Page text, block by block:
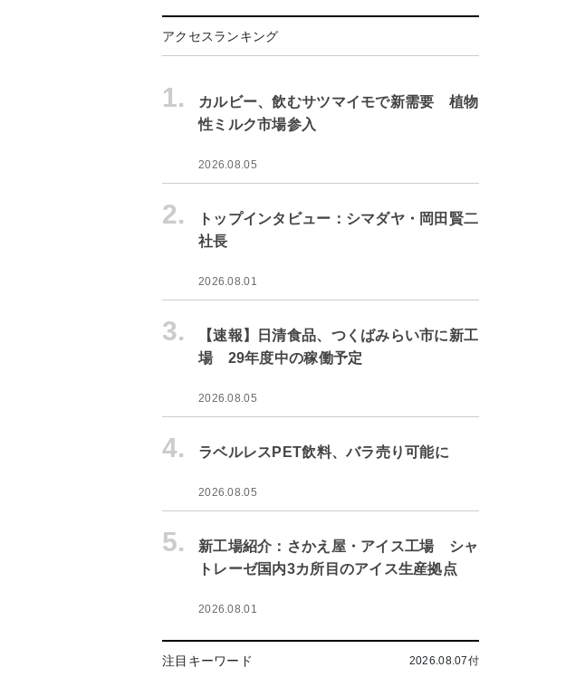
アクセスランキング
1.
カルビー、飲むサツマイモで新需要 植物
性ミルク市場参入
2026.08.05
2.
トップインタビュー：シマダヤ・岡田賢二
社長
2026.08.01
3.
【速報】日清食品、つくばみらい市に新工
場 29年度中の稼働予定
2026.08.05
4. ラベルレスPET飲料、バラ売り可能に
2026.08.05
5.
新工場紹介：さかえ屋・アイス工場 シャ
トレーゼ国内3カ所目のアイス生産拠点
2026.08.01
注目キーワード 2026.08.07付